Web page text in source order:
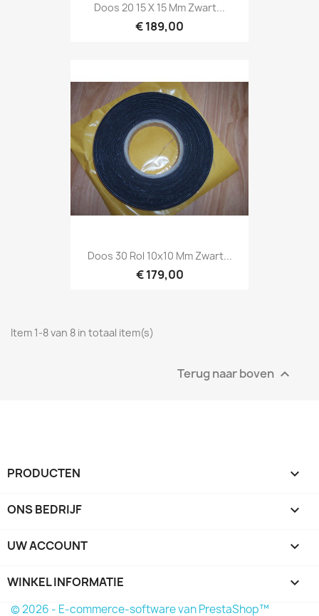
Doos 20 15 X 15 Mm Zwart...
€ 189,00
Doos 30 Rol 10x10 Mm Zwart...
€ 179,00
Item 1-8 van 8 in totaal item(s)
Terug naar boven 
PRODUCTEN 
ONS BEDRIJF 
UW ACCOUNT 
WINKEL INFORMATIE keyboard_arrow_down
© 2026 - E-commerce-software van PrestaShop™